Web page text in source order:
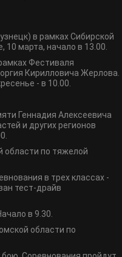
в рамках Сибирской
10 марта, начало в 13.00.
Фестиваля
Кирилловича Жерлова.
- в 10.00.
Геннадия Алексеевича
и других регионов
области по тяжелой
в трех классах -
тест-драйв
в 9.30.
области по